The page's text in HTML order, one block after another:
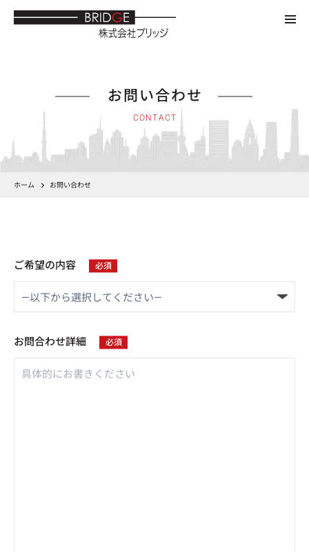
お問い合わせ
CONTACT
ホーム お問い合わせ
ご希望の内容
お問合わせ詳細